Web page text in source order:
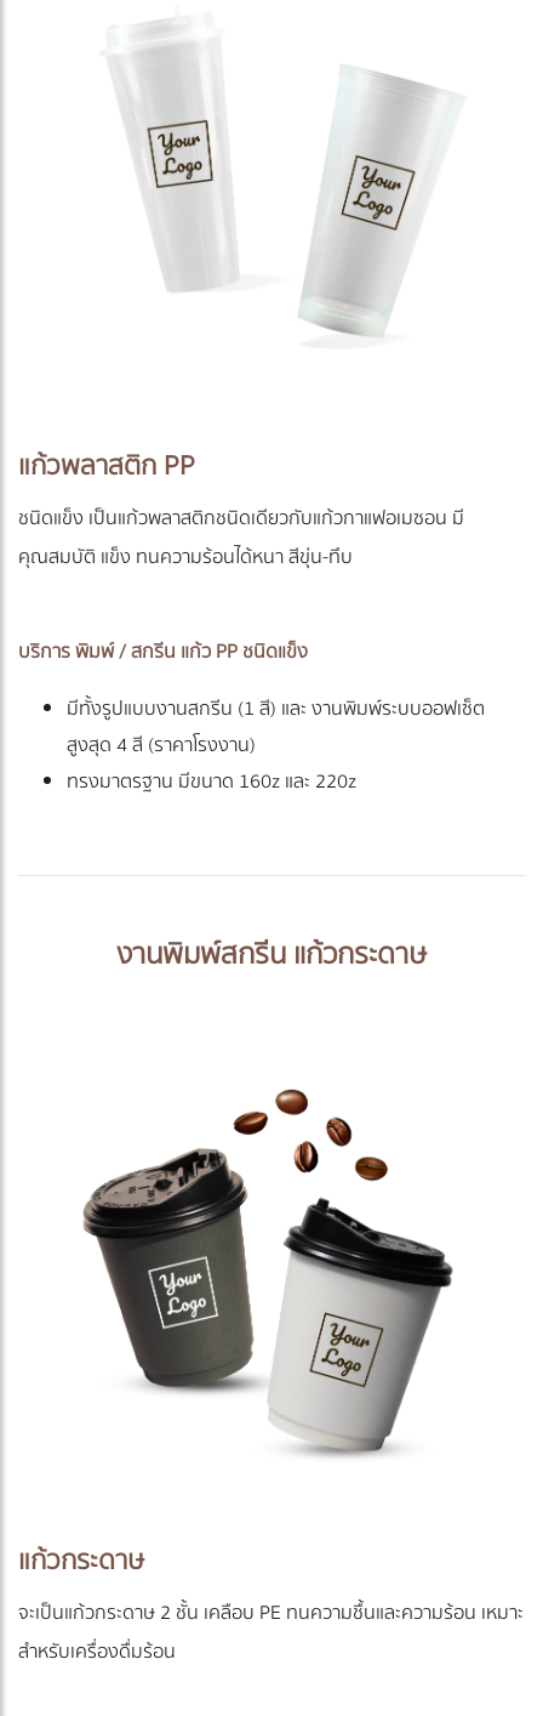
แก้วพลาสติก PP
ชนิดแข็ง เป็นแก้วพลาสติกชนิดเดียวกับแก้วกาแฟอเมซอน มี
คุณสมบัติ แข็ง ทนความร้อนได้หนา สีขุ่น-ทึบ
บริการ พิมพ์ / สกรีน แก้ว PP ชนิดแข็ง
มีทั้งรูปแบบงานสกรีน (1 สี) และ งานพิมพ์ระบบออฟเซ็ต
สูงสุด 4 สี (ราคาโรงงาน)
ทรงมาตรฐาน มีขนาด 160z และ 220z
งานพิมพ์สกรีน แก้วกระดาษ
แก้วกระดาษ
จะเป็นแก้วกระดาษ 2 ชั้น เคลือบ PE ทนความชื้นและความร้อน เหมาะ
สำหรับเครื่องดื่มร้อน